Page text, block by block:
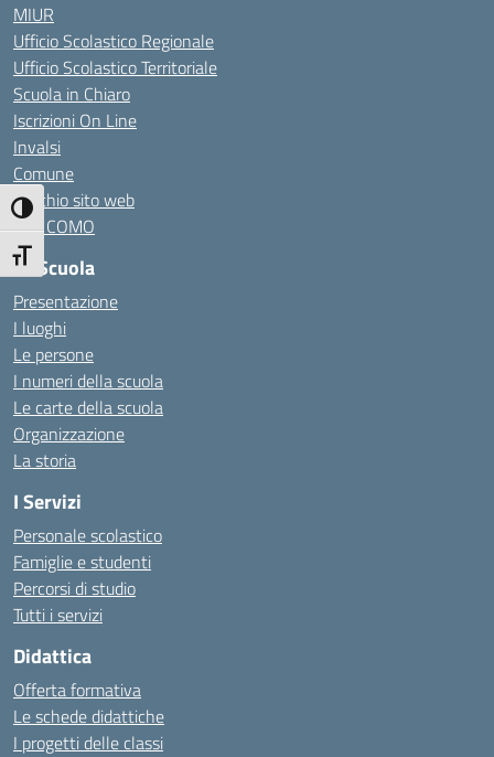
Attiva/disattiva alto contrasto
Attiva/disattiva dimensione testo
MIUR
Ufficio Scolastico Regionale
Ufficio Scolastico Territoriale
Scuola in Chiaro
Iscrizioni On Line
Invalsi
Comune
Vecchio sito web
CPL COMO
La Scuola
Presentazione
I luoghi
Le persone
I numeri della scuola
Le carte della scuola
Organizzazione
La storia
I Servizi
Personale scolastico
Famiglie e studenti
Percorsi di studio
Tutti i servizi
Didattica
Offerta formativa
Le schede didattiche
I progetti delle classi